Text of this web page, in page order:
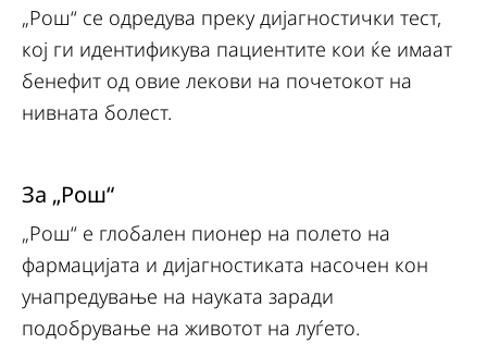
„Рош“ се одредува преку дијагностички тест,
кој ги идентификува пациентите кои ќе имаат
бенефит од овие лекови на почетокот на
нивната болест.
За „Рош“
„Рош“ е глобален пионер на полето на
фармацијата и дијагностиката насочен кон
унапредување на науката заради
подобрување на животот на луѓето.